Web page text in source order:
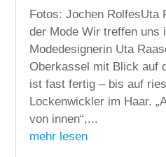
Fotos: Jochen RolfesUta
der Mode Wir treffen uns
Modedesignerin Uta
Oberkassel mit Blick auf
ist fast fertig – bis auf
Lockenwickler im Haar.
von innen“,...
mehr lesen